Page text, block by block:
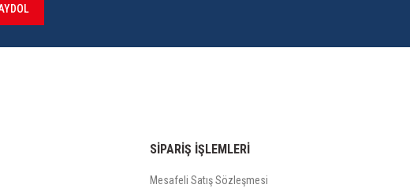
SİPARİŞ İŞLEMLERİ
Mesafeli Satış Sözleşmesi